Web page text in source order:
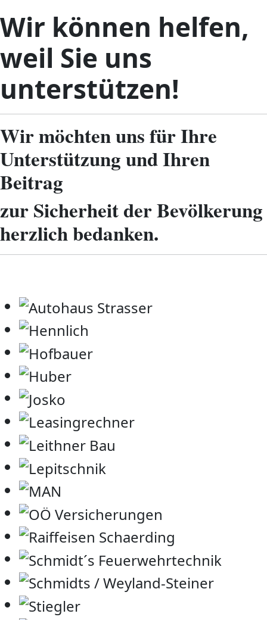
Wir können helfen,
weil Sie uns
unterstützen!
Wir möchten uns für Ihre
Unterstützung und Ihren
Beitrag
zur Sicherheit der Bevölkerung
herzlich bedanken.